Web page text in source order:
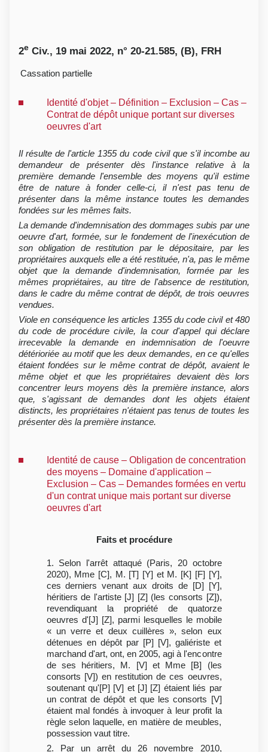
2e Civ., 19 mai 2022, n° 20-21.585, (B), FRH
Cassation partielle
Identité d'objet – Définition – Exclusion – Cas –
Contrat de dépôt unique portant sur diverses
oeuvres d'art
Il résulte de l'article 1355 du code civil que s'il incombe au
demandeur de présenter dès l'instance relative à la
première demande l'ensemble des moyens qu'il estime
être de nature à fonder celle-ci, il n'est pas tenu de
présenter dans la même instance toutes les demandes
fondées sur les mêmes faits.
La demande d'indemnisation des dommages subis par une
oeuvre d'art, formée, sur le fondement de l'inexécution de
son obligation de restitution par le dépositaire, par les
propriétaires auxquels elle a été restituée, n'a, pas le même
objet que la demande d'indemnisation, formée par les
mêmes propriétaires, au titre de l'absence de restitution,
dans le cadre du même contrat de dépôt, de trois oeuvres
vendues.
Viole en conséquence les articles 1355 du code civil et 480
du code de procédure civile, la cour d'appel qui déclare
irrecevable la demande en indemnisation de l'oeuvre
détérioriée au motif que les deux demandes, en ce qu'elles
étaient fondées sur le même contrat de dépôt, avaient le
même objet et que les propriétaires devaient dès lors
concentrer leurs moyens dès la première instance, alors
que, s'agissant de demandes dont les objets étaient
distincts, les propriétaires n'étaient pas tenus de toutes les
présenter dès la première instance.
Identité de cause – Obligation de concentration
des moyens – Domaine d'application –
Exclusion – Cas – Demandes formées en vertu
d'un contrat unique mais portant sur diverse
oeuvres d'art
Faits et procédure
1. Selon l'arrêt attaqué (Paris, 20 octobre
2020), Mme [C], M. [T] [Y] et M. [K] [F] [Y],
ces derniers venant aux droits de [D] [Y],
héritiers de l'artiste [J] [Z] (les consorts [Z]),
revendiquant la propriété de quatorze
oeuvres d'[J] [Z], parmi lesquelles le mobile
« un verre et deux cuillères », selon eux
détenues en dépôt par [P] [V], galiériste et
marchand d'art, ont, en 2005, agi à l'encontre
de ses héritiers, M. [V] et Mme [B] (les
consorts [V]) en restitution de ces oeuvres,
soutenant qu'[P] [V] et [J] [Z] étaient liés par
un contrat de dépôt et que les consorts [V]
étaient mal fondés à invoquer à leur profit la
règle selon laquelle, en matière de meubles,
possession vaut titre.
2. Par un arrêt du 26 novembre 2010,